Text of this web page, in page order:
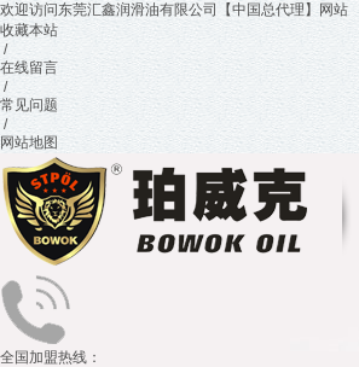
欢迎访问东莞汇鑫润滑油有限公司【中国总代理】网站
收藏本站
/
在线留言
/
常见问题
/
网站地图
全国加盟热线：